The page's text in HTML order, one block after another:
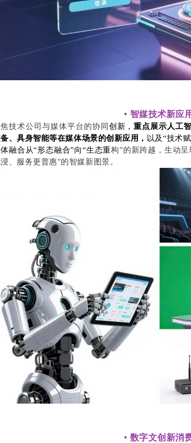
• 智媒技术新应
技术公司与媒体平台的协同 创新 ，重点展示人工
、具身智能等在媒体场景的创新应用， 以及“技术
融合从“形态融合”向“生态重构”的新跨越，生动
、服务更普惠”的智媒新图景。
• 数字文创新消